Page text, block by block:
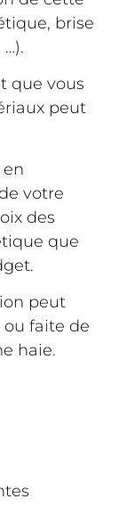
brise
que vous
peut
votre
des
que
peut
faite de
haie.